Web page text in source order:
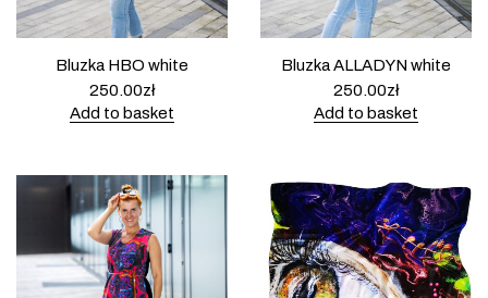
Bluzka HBO white
250.00zł
Add to basket
Bluzka ALLADYN white
250.00zł
Add to basket